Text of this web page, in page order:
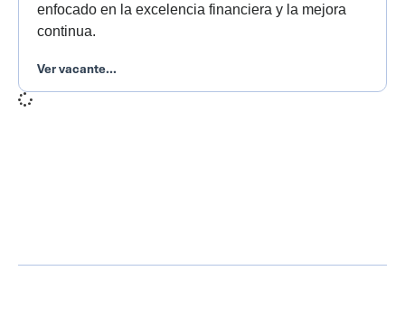
enfocado en la excelencia financiera y la mejora
continua.
Ver vacante...